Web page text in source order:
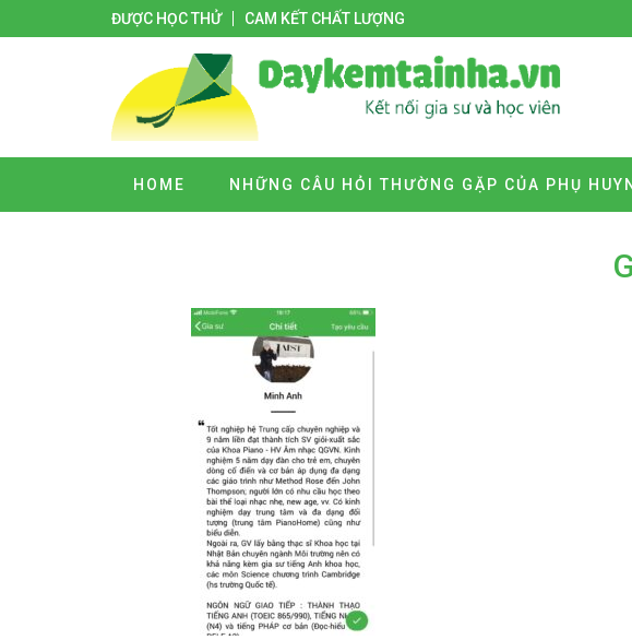
ĐƯỢC HỌC THỬ CAM KẾT CHẤT LƯỢNG
HOME NHỮNG CÂU HỎI THƯỜNG GẶP CỦA PHỤ